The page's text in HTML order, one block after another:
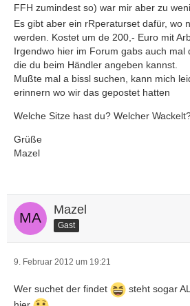
FFH zumindest so) war mir aber zu
Es gibt aber ein rRperaturset dafür, wo
werden. Kostet um de 200,- Euro mit
Irgendwo hier im Forum gabs auch mal
die du beim Händler angeben kannst.
Mußte mal a bissl suchen, kann mich
erinnern wo wir das gepostet hatten
Welche Sitze hast du? Welcher
Grüße
Mazel
Mazel
Gast
9. Februar 2012 um 19:21
Wer suchet der findet
steht sogar